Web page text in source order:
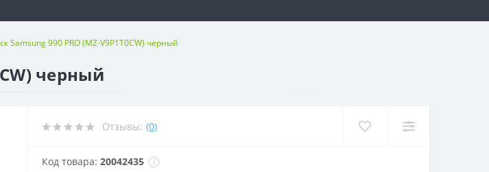
Samsung 990 PRO (MZ-V9P1T0CW) черный
черный
Отзывы: (0)
Код товара: 20042435